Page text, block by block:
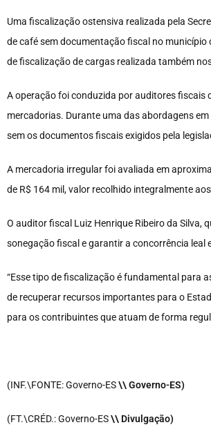
Uma fiscalização ostensiva realizada pela
de café sem documentação fiscal no
de fiscalização de cargas realizada também
A operação foi conduzida por auditores fiscais
mercadorias. Durante uma das abordagens
sem os documentos fiscais exigidos pela
A mercadoria irregular foi avaliada em
de R$ 164 mil, valor recolhido integralmente
O auditor fiscal Luiz Henrique Ribeiro da
sonegação fiscal e garantir a concorrência leal
“Esse tipo de fiscalização é fundamental para
de recuperar recursos importantes para o
para os contribuintes que atuam de forma
(INF.\FONTE: Governo-ES\\ Governo-ES)
(FT.\CRÉD.: Governo-ES\\ Divulgação)